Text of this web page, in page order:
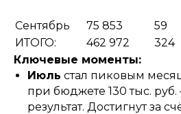
Сентябрь
75 853 59
ИТОГО:
462 972 324
Ключевые моменты:
Июль стал пиковым
при бюджете 130 тыс.
результат. Достигнут за